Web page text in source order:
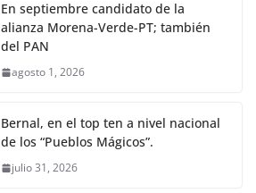
En septiembre candidato de la
alianza Morena-Verde-PT; también
del PAN
agosto 1, 2026
Bernal, en el top ten a nivel nacional
de los “Pueblos Mágicos”.
julio 31, 2026